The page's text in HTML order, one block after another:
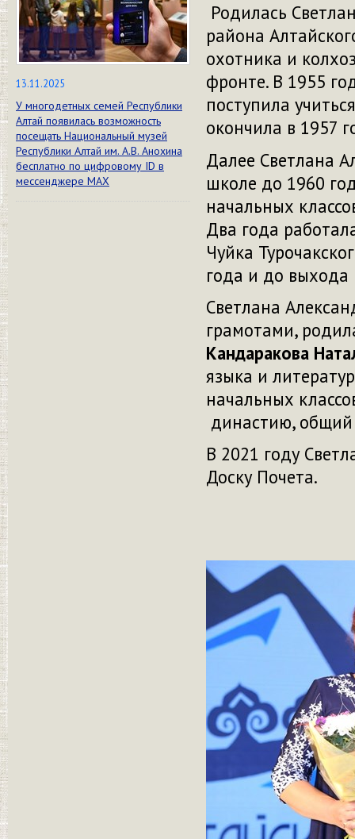
13.11.2025
У многодетных семей Республики
Алтай появилась возможность
посещать Национальный музей
Республики Алтай им. А.В. Анохина
бесплатно по цифровому ID в
мессенджере МАХ
Родилась
района
охотника и
фронте. В 1955
поступила
окончила в 1957
Далее Светлана
школе до 1960
начальных
Два года
Чуйка
года и до выхода
Светлана
грамотами,
Кандаракова
языка и
начальных
династию, общий
В 2021 году
Доску Почета.